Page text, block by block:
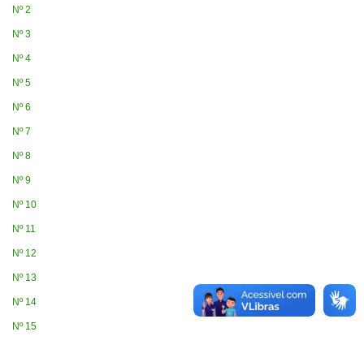
Nº 2
Nº 3
Nº 4
Nº 5
Nº 6
Nº 7
Nº 8
Nº 9
Nº 10
Nº 11
Nº 12
Nº 13
Nº 14
Nº 15